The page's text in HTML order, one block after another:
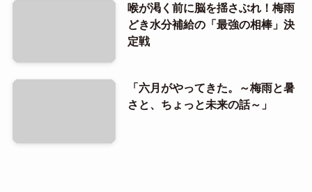
喉が渇く前に脳を揺さぶれ！梅雨
どき水分補給の「最強の相棒」決
定戦
「六月がやってきた。～梅雨と暑
さと、ちょっと未来の話～」